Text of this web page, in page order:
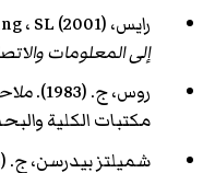
رايس، RE ، McCreadie ، M. & Chang ، SL (2001).
إلى المعلومات
روس، ج. (1983).
مكتبات الكلية والبحث. 44 (4) ،